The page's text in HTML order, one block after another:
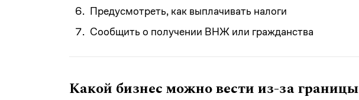
Предусмотреть, как выплачивать налоги
Сообщить о получении ВНЖ или гражданства
Какой бизнес можно вести из-за границы